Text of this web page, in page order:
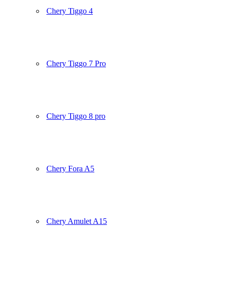
Chery Tiggo 4
Chery Tiggo 7 Pro
Chery Tiggo 8 pro
Chery Fora A5
Chery Amulet A15